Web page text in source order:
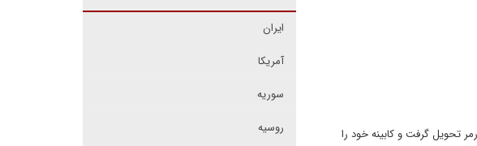
تحویل گرفت و کابینه خود را
ایران
آمریکا
سوریه
روسیه